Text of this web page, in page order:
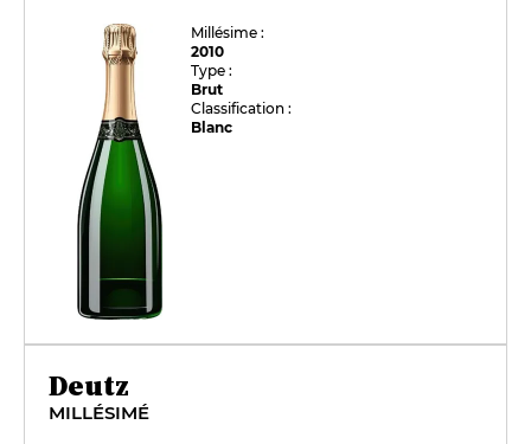
Millésime :
2010
Type :
Brut
Classification :
Blanc
Deutz
MILLÉSIMÉ